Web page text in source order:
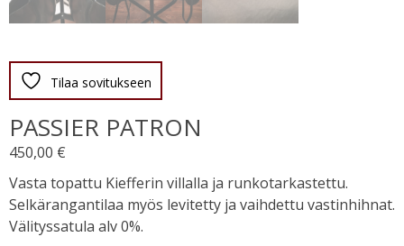
Tilaa sovitukseen
PASSIER PATRON
450,00 €
Vasta topattu Kiefferin villalla ja runkotarkastettu.
Selkärangantilaa myös levitetty ja vaihdettu vastinhihnat.
Välityssatula alv 0%.